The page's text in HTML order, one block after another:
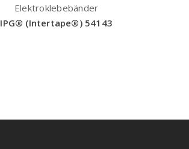
Elektroklebebänder
IPG® (Intertape®) 54143